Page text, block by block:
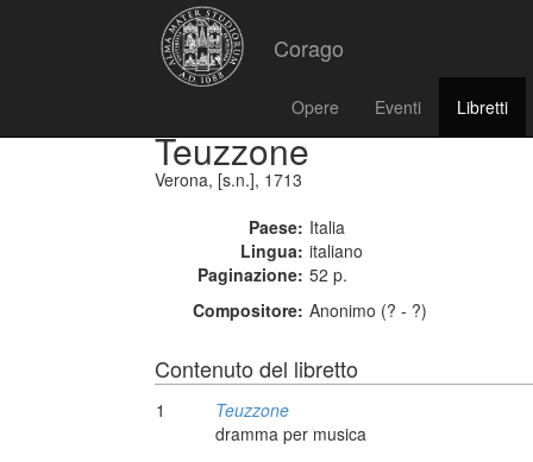
Corago
Opere Eventi Libretti
Teuzzone
Verona, [s.n.], 1713
Paese: Italia
Lingua: italiano
Paginazione: 52 p.
Compositore: Anonimo (? - ?)
Contenuto del libretto
1
Teuzzone
dramma per musica